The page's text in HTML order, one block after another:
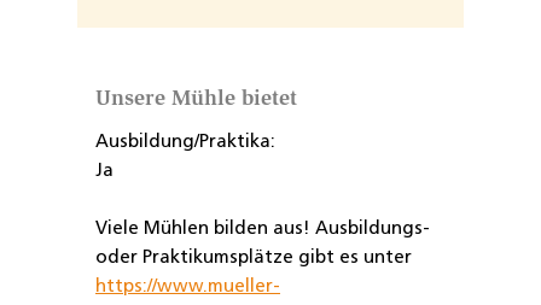
Unsere Mühle bietet
Ausbildung/Praktika:
Ja
Viele Mühlen bilden aus! Ausbildungs-
oder Praktikumsplätze gibt es unter
https://www.mueller-